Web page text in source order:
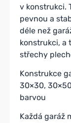
v konstrukci.
pevnou a
déle než
konstrukci, a
střechy
Konstrukce
30×30,
barvou
Každá garáž